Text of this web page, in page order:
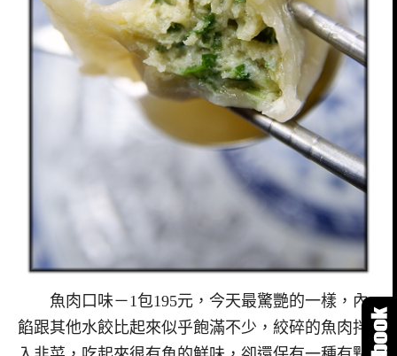
魚肉口味－1包195元，今天最驚艷的一樣，內
餡跟其他水餃比起來似乎飽滿不少，絞碎的魚肉拌